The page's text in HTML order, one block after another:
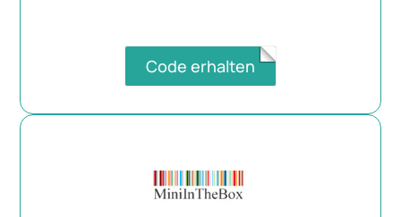
Code erhalten